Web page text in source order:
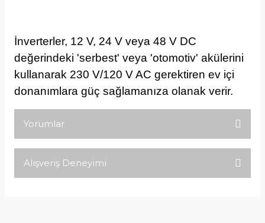
İnverterler, 12 V, 24 V veya 48 V DC
değerindeki 'serbest' veya 'otomotiv' akülerini
kullanarak 230 V/120 V AC gerektiren ev içi
donanımlara güç sağlamanıza olanak verir.
Yorumlar
Alışveriş Deneyimi